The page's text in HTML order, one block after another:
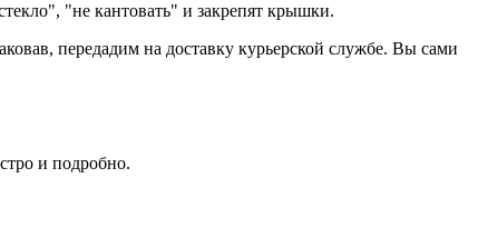
"не кантовать" и закрепят крышки.
передадим на доставку курьерской службе. Вы сами
и подробно.